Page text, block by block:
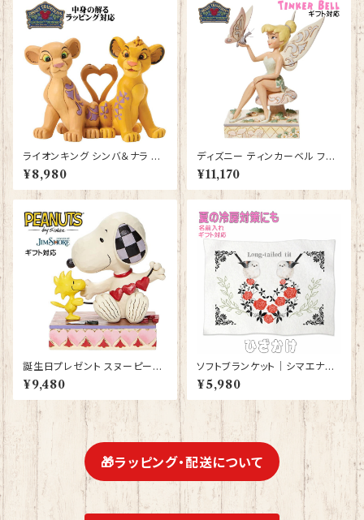
ド アズ タイム【型番DIS-2】
ライオンキング シンバ＆ナラ ハ
ートテイルズ フィギュア プレゼ
ント ギフト グッズ 誕生日プレゼ
ント 人形 置物 ジムショア グッ
入籍祝い お祝い 結婚記念日 JI
M SHORE ディズニーランド デ
ィズニーシー ディズニーワール
ド
¥8,980
ディズニー ティンカーベル フィ
ギュア プレゼント ギフト 人形
置物 ジムショア グッズ【Disney
Traditions】ホワイトウッドラン
¥11,170
誕生日プレゼント スヌーピー＆
ウッドストック ガーランド JIM
SHORE フィギュア プレゼント
ギフト グッズ お祝い 人形 置物
ジムショア グッズ 結婚祝い 入
籍祝い 還暦祝い お祝い プロポ
ーズ 結婚記念日
¥9,480
ソフトブランケット｜シマエナガ
グッズ ひざかけ 毛布【型番 SB-
132】モダン しまえなが プレゼ
ント ギフト
¥5,980
🎁ラッピング・配送について